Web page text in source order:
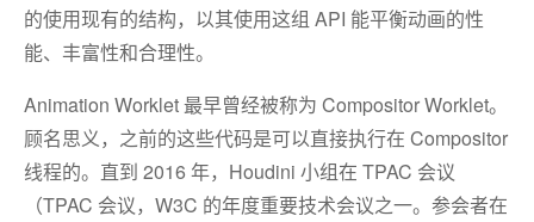
的使用现有的结构，以其使用这组 API 能平衡动画的性
能、丰富性和合理性。
Animation Worklet 最早曾经被称为 Compositor Worklet。
顾名思义，之前的这些代码是可以直接执行在 Compositor
线程的。直到 2016 年，Houdini 小组在 TPAC 会议
（TPAC 会议，W3C 的年度重要技术会议之一。参会者在